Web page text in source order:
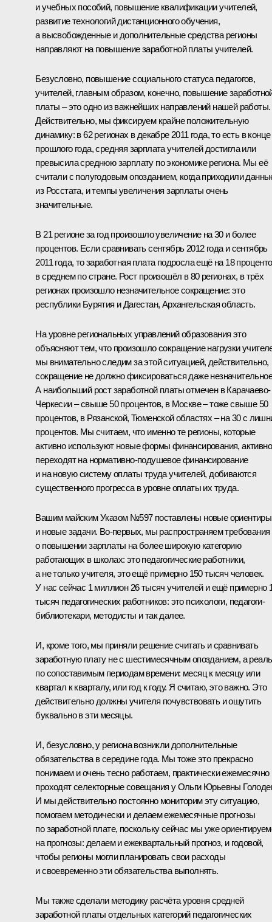
и учебных пособий, повышение квалификации учителей,
развитие технологий дистанционного обучения,
а высвобожденные и дополнительные средства регионы
направляют на повышение заработной платы учителей.
Безусловно, повышение социального статуса педагогов,
учителей, главным образом, конечно, повышение
платы – это одно из важнейших направлений нашей работы.
Действительно, мы фиксируем крайне положительную
динамику: в 62 регионах в декабре 2011 года, то есть в конце
прошлого года, средняя зарплата учителей достигла или
превысила среднюю зарплату по экономике региона. Мы её
считали с полугодовым опозданием, когда приходили
из Росстата, и темпы увеличения зарплаты очень
значительные.
В 21 регионе за год произошло увеличение на 30 и более
процентов. Если сравнивать сентябрь 2012 года и сентябрь
2011 года, то заработная плата подросла ещё на 18
в среднем по стране. Рост произошёл в 80 регионах, в трёх
регионах произошло незначительное сокращение: это
республики Бурятия и Дагестан, Архангельская область.
На уровне региональных управлений образования это
объясняют тем, что произошло сокращение нагрузки
мы внимательно следим за этой ситуацией, действительно,
сокращение не должно фиксироваться даже
А наибольший рост заработной платы отмечен в Карачаево-
Черкесии – свыше 50 процентов, в Москве – тоже свыше 50
процентов, в Рязанской, Тюменской областях – на 30 с
процентов. Мы считаем, что именно те регионы, которые
активно используют новые формы финансирования, активно
переходят на нормативно-подушевое финансирование
и на новую систему оплаты труда учителей, добиваются
существенного прогресса в уровне оплаты их труда.
Вашим майским Указом №597 поставлены новые ориентиры
и новые задачи. Во‑первых, мы распространяем требования
о повышении зарплаты на более широкую категорию
работающих в школах: это педагогические работники,
а не только учителя, это ещё примерно 150 тысяч человек.
У нас сейчас 1 миллион 26 тысяч учителей и ещё примерно
тысяч педагогических работников: это психологи, педагоги-
библиотекари, методисты и так далее.
И, кроме того, мы приняли решение считать и сравнивать
заработную плату не с шестимесячным опозданием, а
по сопоставимым периодам времени: месяц к месяцу или
квартал к кварталу, или год к году. Я считаю, это важно. Это
действительно должны учителя почувствовать и ощутить
буквально в эти месяцы.
И, безусловно, у региона возникли дополнительные
обязательства в середине года. Мы тоже это прекрасно
понимаем и очень тесно работаем, практически ежемесячно
проходят селекторные совещания у Ольги Юрьевны
И мы действительно постоянно мониторим эту ситуацию,
помогаем методически и делаем ежемесячные прогнозы
по заработной плате, поскольку сейчас мы уже
на прогнозы: делаем и ежеквартальный прогноз, и годовой,
чтобы регионы могли планировать свои расходы
и своевременно эти обязательства выполнять.
Мы также сделали методику расчёта уровня средней
заработной платы отдельных категорий педагогических